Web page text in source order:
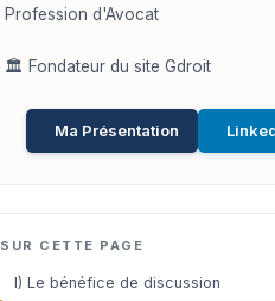
Profession d'Avocat
🏛️ Fondateur du site Gdroit
Ma Présentation
SUR CETTE PAGE
I) Le bénéfice de discussion